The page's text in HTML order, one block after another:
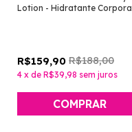
Lotion - Hidratante Corporal
R$159,90 R$188,00
4 x de R$39,98 sem juros